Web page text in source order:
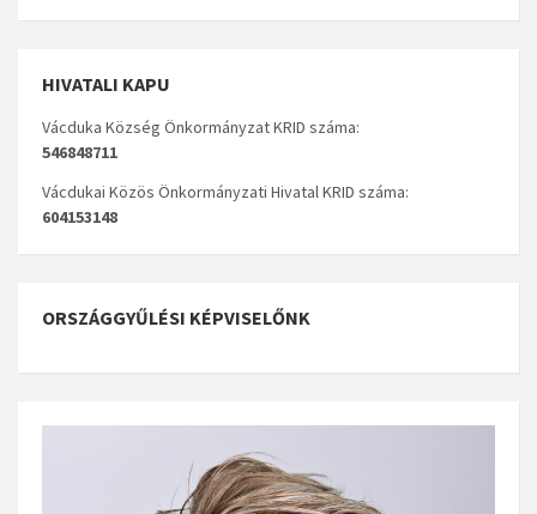
HIVATALI KAPU
Vácduka Község Önkormányzat KRID száma:
546848711
Vácdukai Közös Önkormányzati Hivatal KRID száma:
604153148
ORSZÁGGYŰLÉSI KÉPVISELŐNK